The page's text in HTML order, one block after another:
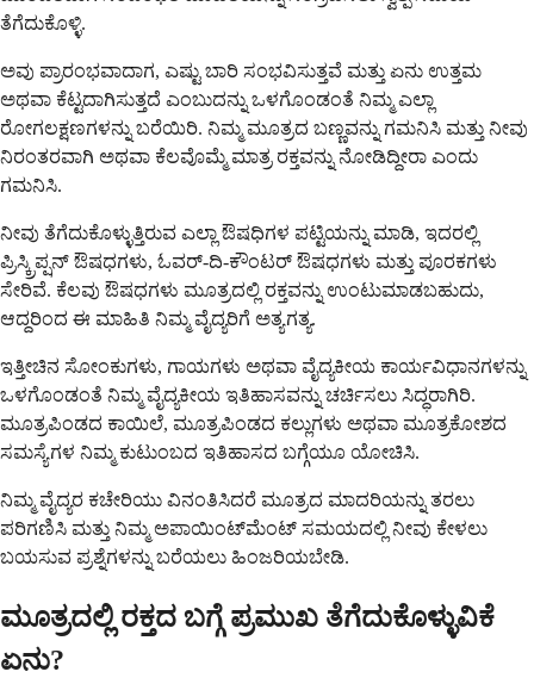
ತೆಗೆದುಕೊಳ್ಳಿ.
ಅವು ಪ್ರಾರಂಭವಾದಾಗ, ಎಷ್ಟು ಬಾರಿ ಸಂಭವಿಸುತ್ತವೆ ಮತ್ತು ಏನು ಉತ್ತಮ
ಅಥವಾ ಕೆಟ್ಟದಾಗಿಸುತ್ತದೆ ಎಂಬುದನ್ನು ಒಳಗೊಂಡಂತೆ ನಿಮ್ಮ ಎಲ್ಲಾ
ರೋಗಲಕ್ಷಣಗಳನ್ನು ಬರೆಯಿರಿ. ನಿಮ್ಮ ಮೂತ್ರದ ಬಣ್ಣವನ್ನು ಗಮನಿಸಿ ಮತ್ತು ನೀವು
ನಿರಂತರವಾಗಿ ಅಥವಾ ಕೆಲವೊಮ್ಮೆ ಮಾತ್ರ ರಕ್ತವನ್ನು ನೋಡಿದ್ದೀರಾ ಎಂದು
ಗಮನಿಸಿ.
ನೀವು ತೆಗೆದುಕೊಳ್ಳುತ್ತಿರುವ ಎಲ್ಲಾ ಔಷಧಿಗಳ ಪಟ್ಟಿಯನ್ನು ಮಾಡಿ, ಇದರಲ್ಲಿ
ಪ್ರಿಸ್ಕ್ರಿಪ್ಷನ್ ಔಷಧಗಳು, ಓವರ್-ದಿ-ಕೌಂಟರ್ ಔಷಧಗಳು ಮತ್ತು ಪೂರಕಗಳು
ಸೇರಿವೆ. ಕೆಲವು ಔಷಧಗಳು ಮೂತ್ರದಲ್ಲಿ ರಕ್ತವನ್ನು ಉಂಟುಮಾಡಬಹುದು,
ಆದ್ದರಿಂದ ಈ ಮಾಹಿತಿ ನಿಮ್ಮ ವೈದ್ಯರಿಗೆ ಅತ್ಯಗತ್ಯ.
ಇತ್ತೀಚಿನ ಸೋಂಕುಗಳು, ಗಾಯಗಳು ಅಥವಾ ವೈದ್ಯಕೀಯ ಕಾರ್ಯವಿಧಾನಗಳನ್ನು
ಒಳಗೊಂಡಂತೆ ನಿಮ್ಮ ವೈದ್ಯಕೀಯ ಇತಿಹಾಸವನ್ನು ಚರ್ಚಿಸಲು ಸಿದ್ಧರಾಗಿರಿ.
ಮೂತ್ರಪಿಂಡದ ಕಾಯಿಲೆ, ಮೂತ್ರಪಿಂಡದ ಕಲ್ಲುಗಳು ಅಥವಾ ಮೂತ್ರಕೋಶದ
ಸಮಸ್ಯೆಗಳ ನಿಮ್ಮ ಕುಟುಂಬದ ಇತಿಹಾಸದ ಬಗ್ಗೆಯೂ ಯೋಚಿಸಿ.
ನಿಮ್ಮ ವೈದ್ಯರ ಕಚೇರಿಯು ವಿನಂತಿಸಿದರೆ ಮೂತ್ರದ ಮಾದರಿಯನ್ನು ತರಲು
ಪರಿಗಣಿಸಿ ಮತ್ತು ನಿಮ್ಮ ಅಪಾಯಿಂಟ್‌ಮೆಂಟ್ ಸಮಯದಲ್ಲಿ ನೀವು ಕೇಳಲು
ಬಯಸುವ ಪ್ರಶ್ನೆಗಳನ್ನು ಬರೆಯಲು ಹಿಂಜರಿಯಬೇಡಿ.
ಮೂತ್ರದಲ್ಲಿ ರಕ್ತದ ಬಗ್ಗೆ ಪ್ರಮುಖ ತೆಗೆದುಕೊಳ್ಳುವಿಕೆ
ಏನು?